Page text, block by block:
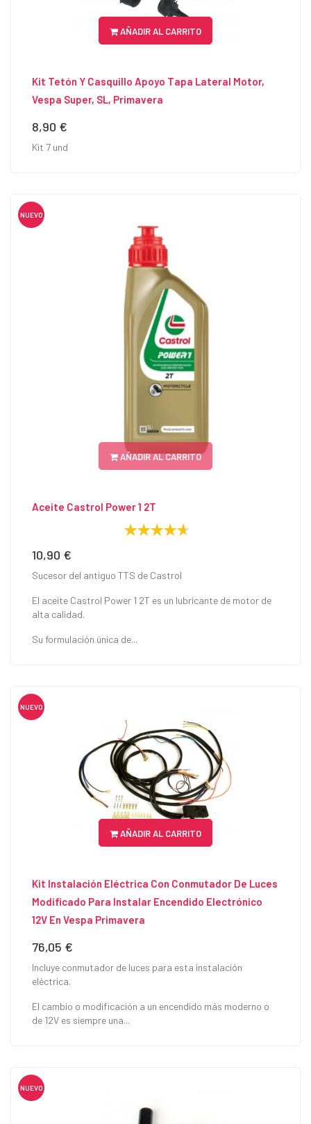
AÑADIR AL CARRITO
Kit Tetón Y Casquillo Apoyo Tapa Lateral Motor,
Vespa Super, SL, Primavera
Precio
8,90 €
Kit 7 und
NUEVO
AÑADIR AL CARRITO
Aceite Castrol Power 1 2T
Precio
10,90 €
Sucesor del antiguo TTS de Castrol
El aceite Castrol Power 1 2T es un lubricante de motor de
alta calidad.
Su formulación única de...
NUEVO
AÑADIR AL CARRITO
Kit Instalación Eléctrica Con Conmutador De Luces
Modificado Para Instalar Encendido Electrónico
12V En Vespa Primavera
Precio
76,05 €
Incluye conmutador de luces para esta instalación
eléctrica.
El cambio o modificación a un encendido más moderno o
de 12V es siempre una...
NUEVO